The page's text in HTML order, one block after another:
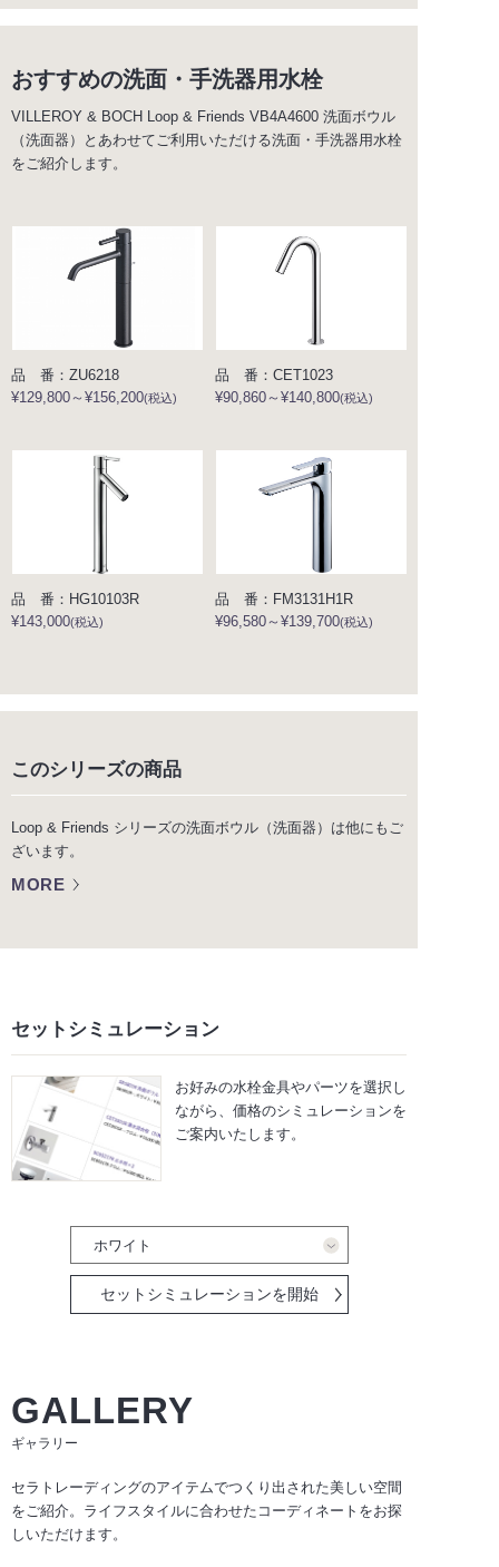
おすすめの洗面・手洗器用水栓
VILLEROY & BOCH Loop & Friends VB4A4600 洗面ボウル
（洗面器）とあわせてご利用いただける洗面・手洗器用水栓
をご紹介します。
品 番：ZU6218
¥129,800～¥156,200(税込)
品 番：CET1023
¥90,860～¥140,800(税込)
品 番：HG10103R
¥143,000(税込)
品 番：FM3131H1R
¥96,580～¥139,700(税込)
このシリーズの商品
Loop & Friends シリーズの洗面ボウル（洗面器）は他にもご
ざいます。
MORE
セットシミュレーション
お好みの水栓金具やパーツを選択し
ながら、 価格のシミュレーションを
ご案内いたします。
セットシミュレーションを開始
GALLERY
ギャラリー
セラトレーディングのアイテムでつくり出された美しい空間
をご紹介。ライフスタイルに合わせたコーディネートをお探
しいただけます。